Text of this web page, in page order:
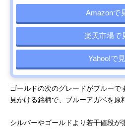
Amazonで
楽天市場で
Yahoo!で
ゴールドの次のグレードがブルーで
見かける銘柄で、ブルーアガベを原
シルバーやゴールドより若干値段が